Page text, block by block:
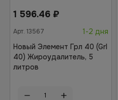
1 596.46 ₽
Арт. 13567
1-2 дня
Новый Элемент Грл 40 (Grl
40) Жироудалитель, 5
литров